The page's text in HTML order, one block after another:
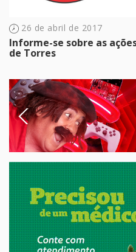
26 de abril de 2017
Informe-se sobre as
de Torres
Previous